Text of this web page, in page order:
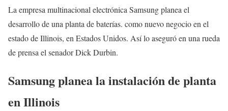
La empresa multinacional electrónica Samsung planea el
desarrollo de una planta de baterías. como nuevo negocio en el
estado de Illinois, en Estados Unidos. Así lo aseguró en una rueda
de prensa el senador Dick Durbin.
Samsung planea la instalación de planta
en Illinois